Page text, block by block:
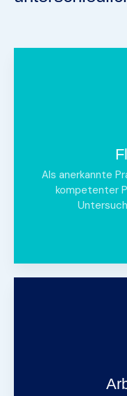
Als anerkannte
kompetenter